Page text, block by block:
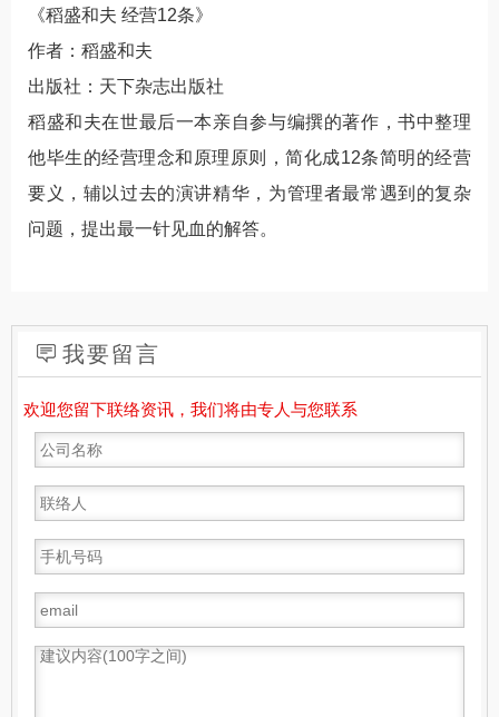
《稻盛和夫 经营12条》
作者：稻盛和夫
出版社：天下杂志出版社
稻盛和夫在世最后一本亲自参与编撰的著作，书中整理
他毕生的经营理念和原理原则，简化成12条简明的经营
要义，辅以过去的演讲精华，为管理者最常遇到的复杂
问题，提出最一针见血的解答。
我要留言
欢迎您留下联络资讯，我们将由专人与您联系